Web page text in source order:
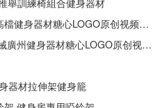
器 臥推架健身器材糖心LOGO原